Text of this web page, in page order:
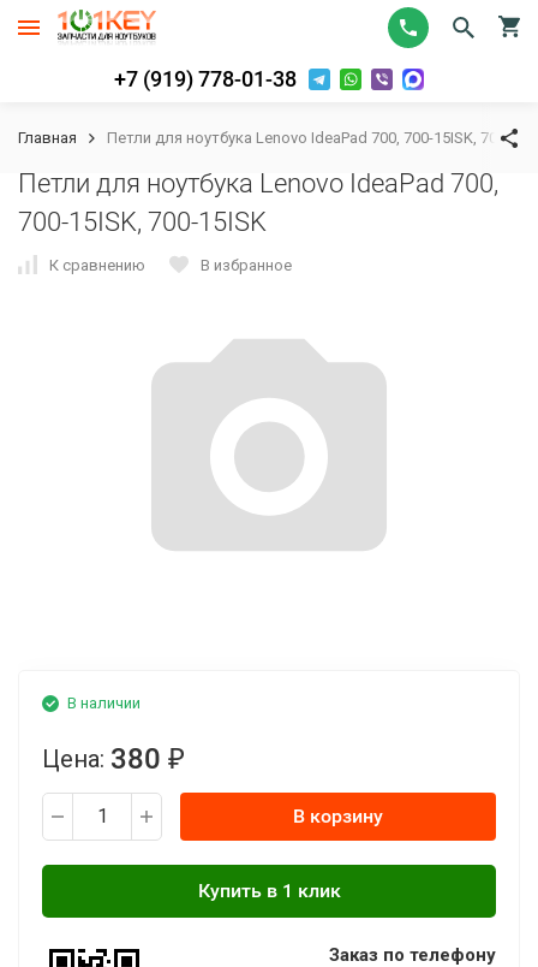
+7 (919) 778-01-38
Главная Петли для ноутбука Lenovo IdeaPad 700, 700-15ISK, 700-
Петли для ноутбука Lenovo IdeaPad 700,
700-15ISK, 700-15ISK
К сравнению В избранное
В наличии
Цена: 380 ₽
В корзину
Заказ по телефону